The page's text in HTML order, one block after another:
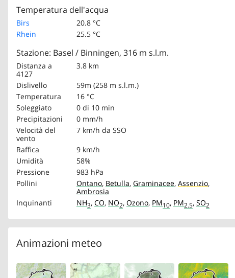
Temperatura dell'acqua
Birs
20.8 °C
Rhein
25.5 °C
Stazione: Basel / Binningen, 316 m s.l.m.
Distanza a
4127
3.8 km
Dislivello
59m (258 m s.l.m.)
Temperatura
16 °C
Soleggiato
0 di 10 min
Precipitazioni
0 mm/h
Velocità del
vento
7 km/h da SSO
Raffica
9 km/h
Umidità
58%
Pressione
983 hPa
Pollini
Ontano, Betulla, Graminacee, Assenzio,
Ambrosia
Inquinanti
NH3, CO, NO2, Ozono, PM10, PM2.5, SO2
Animazioni meteo